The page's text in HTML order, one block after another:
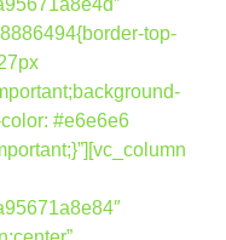
top-
#e6e6e6